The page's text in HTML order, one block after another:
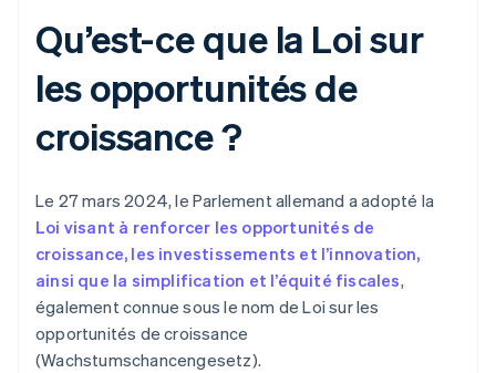
Qu’est-ce que la Loi sur
les opportunités de
croissance ?
Le 27 mars 2024, le Parlement allemand a adopté la
Loi visant à renforcer les opportunités de
croissance, les investissements et l’innovation,
ainsi que la simplification et l’équité fiscales,
également connue sous le nom de Loi sur les
opportunités de croissance
(Wachstumschancengesetz).